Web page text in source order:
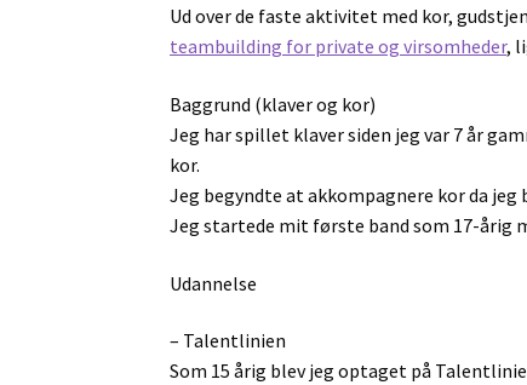
Ud over de faste aktivitet med kor,
teambuilding for private og virsomheder,
Baggrund (klaver og kor)
Jeg har spillet klaver siden jeg var 7 år
kor.
Jeg begyndte at akkompagnere kor da jeg
Jeg startede mit første band som 17-årig
Udannelse
– Talentlinien
Som 15 årig blev jeg optaget på